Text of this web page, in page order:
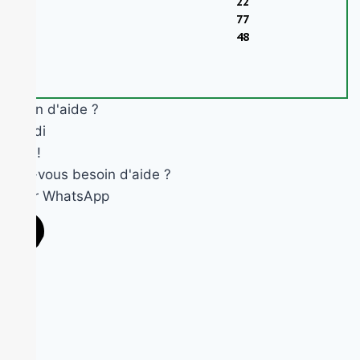
77
48
Besoin d'aide ?
Okandi
Salut !
Avez-vous besoin d'aide ?
Ouvrir WhatsApp